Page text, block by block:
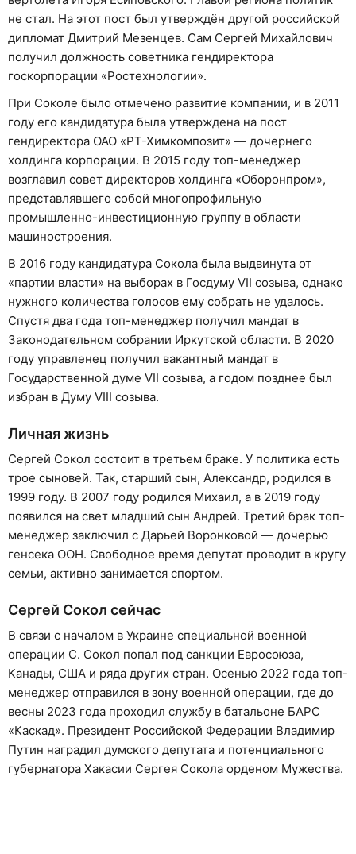
не стал. На этот пост был утверждён другой российской
дипломат Дмитрий Мезенцев. Сам Сергей Михайлович
получил должность советника гендиректора
госкорпорации «Ростехнологии».
При Соколе было отмечено развитие компании, и в 2011
году его кандидатура была утверждена на пост
гендиректора ОАО «РТ-Химкомпозит» — дочернего
холдинга корпорации. В 2015 году топ-менеджер
возглавил совет директоров холдинга «Оборонпром»,
представлявшего собой многопрофильную
промышленно-инвестиционную группу в области
машиностроения.
В 2016 году кандидатура Сокола была выдвинута от
«партии власти» на выборах в Госдуму VII созыва, однако
нужного количества голосов ему собрать не удалось.
Спустя два года топ-менеджер получил мандат в
Законодательном собрании Иркутской области. В 2020
году управленец получил вакантный мандат в
Государственной думе VII созыва, а годом позднее был
избран в Думу VIII созыва.
Личная жизнь
Сергей Сокол состоит в третьем браке. У политика есть
трое сыновей. Так, старший сын, Александр, родился в
1999 году. В 2007 году родился Михаил, а в 2019 году
появился на свет младший сын Андрей. Третий брак топ-
менеджер заключил с Дарьей Воронковой — дочерью
генсека ООН. Свободное время депутат проводит в кругу
семьи, активно занимается спортом.
Сергей Сокол сейчас
В связи с началом в Украине специальной военной
операции С. Сокол попал под санкции Евросоюза,
Канады, США и ряда других стран. Осенью 2022 года топ-
менеджер отправился в зону военной операции, где до
весны 2023 года проходил службу в батальоне БАРС
«Каскад». Президент Российской Федерации Владимир
Путин наградил думского депутата и потенциального
губернатора Хакасии Сергея Сокола орденом Мужества.